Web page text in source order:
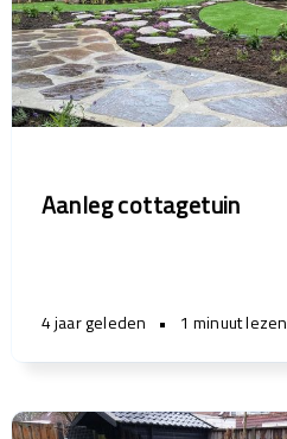
Aanleg cottagetuin
4 jaar geleden • 1 minuut lezen